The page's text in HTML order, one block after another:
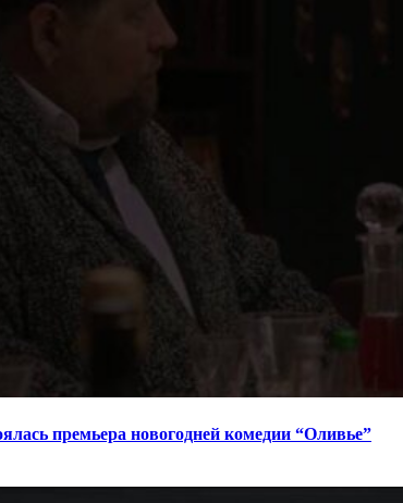
премьера новогодней комедии “Оливье”